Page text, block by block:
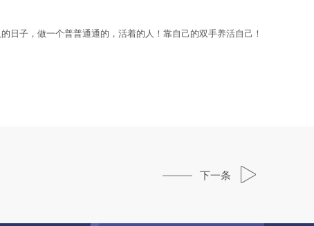
子，做一个普普通通的，活着的人！靠自己的双手养活自己！
下一条